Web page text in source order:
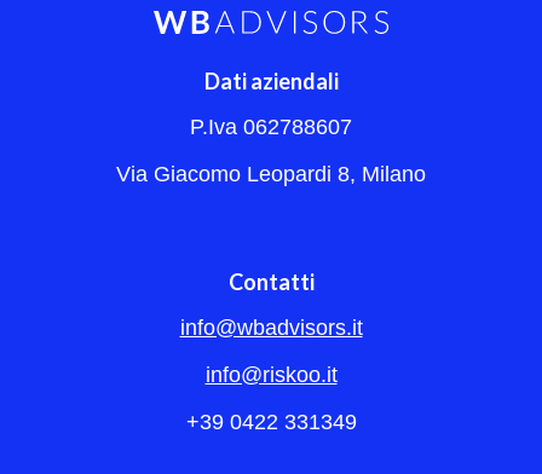
Dati aziendali
P.Iva 062788607
Via Giacomo Leopardi 8, Milano
Contatti
info@wbadvisors.it
info@riskoo.it
+39 0422 331349